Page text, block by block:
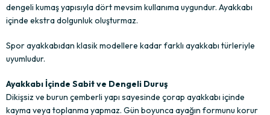
dengeli kumaş yapısıyla dört mevsim kullanıma uygundur. Ayakkabı
içinde ekstra dolgunluk oluşturmaz.
Spor ayakkabıdan klasik modellere kadar farklı ayakkabı türleriyle
uyumludur.
Ayakkabı İçinde Sabit ve Dengeli Duruş
Dikişsiz ve burun çemberli yapı sayesinde çorap ayakkabı içinde
kayma veya toplanma yapmaz. Gün boyunca ayağın formunu korur